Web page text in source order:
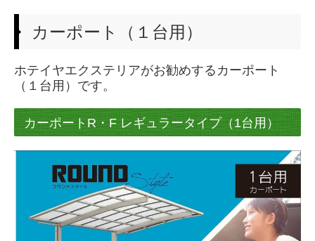
フェンス ブロック
門まわり 門柱・門扉
物置
外構工事事例
# ご依頼の流れ
カーポート（１台用）
ホテイヤエクステリアがお勧めするカーポート
（１台用）です。
カーポートR・F レギュラータイプ（1台用）